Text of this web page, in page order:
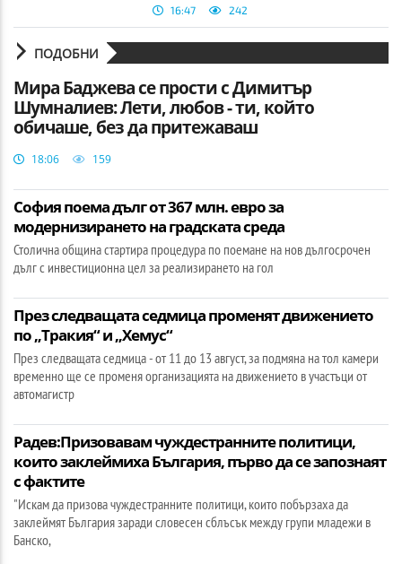
16:47 242
ПОДОБНИ
Мира Баджева се прости с Димитър
Шумналиев: Лети, любов - ти, който
обичаше, без да притежаваш
18:06 159
София поема дълг от 367 млн. евро за
модернизирането на градската среда
Столична община стартира процедура по поемане на нов дългосрочен
дълг с инвестиционна цел за реализирането на гол
През следващата седмица променят движението
по „Тракия“ и „Хемус“
През следващата седмица - от 11 до 13 август, за подмяна на тол камери
временно ще се променя организацията на движението в участъци от
автомагистр
Радев:Призовавам чуждестранните политици,
които заклеймиха България, първо да се запознаят
с фактите
"Искам да призова чуждестранните политици, които побързаха да
заклеймят България заради словесен сблъсък между групи младежи в
Банско,